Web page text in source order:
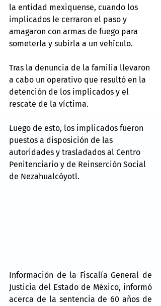
la entidad mexiquense, cuando los
implicados le cerraron el paso y
amagaron con armas de fuego para
someterla y subirla a un vehículo.
Tras la denuncia de la familia llevaron
a cabo un operativo que resultó en la
detención de los implicados y el
rescate de la víctima.
Luego de esto, los implicados fueron
puestos a disposición de las
autoridades y trasladados al Centro
Penitenciario y de Reinserción Social
de Nezahualcóyotl.
Información de la Fiscalía General de
Justicia del Estado de México, informó
acerca de la sentencia de 60 años de